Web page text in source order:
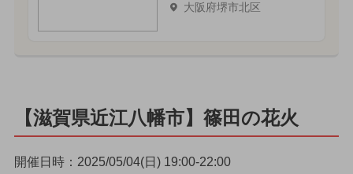
大阪府堺市北区
【滋賀県近江八幡市】篠田の花火
開催日時：2025/05/04(日) 19:00-22:00